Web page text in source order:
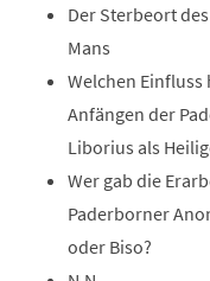
Der Sterbeort
Mans
Welchen
Anfängen der
Liborius als
Wer gab die
Paderborner
oder Biso?